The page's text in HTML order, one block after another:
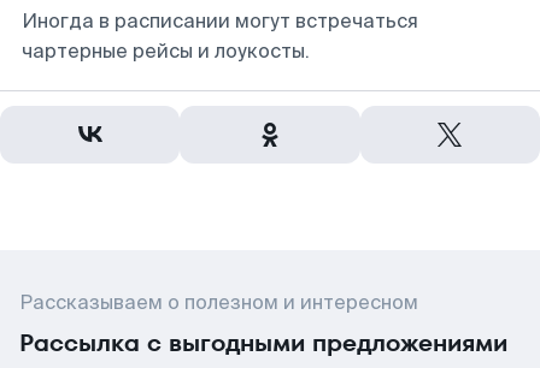
Иногда в расписании могут встречаться
чартерные рейсы и лоукосты.
Рассказываем о полезном и интересном
Рассылка с выгодными предложениями